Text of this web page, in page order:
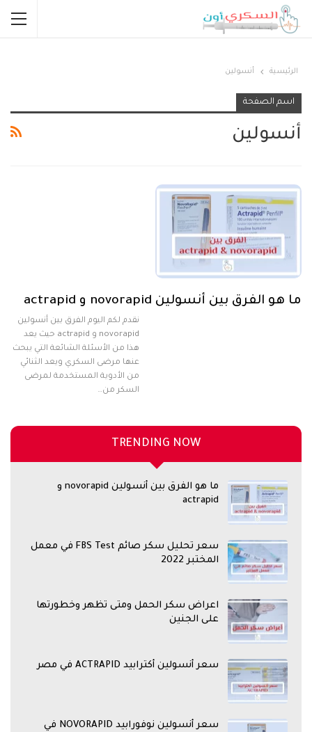
الرئيسية أنسولين
اسم الصفحة
أنسولين
ما هو الفرق بين أنسولين novorapid و actrapid
نقدم لكم اليوم الفرق بين أنسولين
novorapid و actrapid حيث يعد
هذا من الأسئلة الشائعة التي يبحث
عنها مرضى السكري ويعد الثنائي
من الأدوية المستخدمة لمرضى
السكر من…
TRENDING NOW
ما هو الفرق بين أنسولين novorapid و
actrapid
سعر تحليل سكر صائم FBS Test في معمل
المختبر 2022
اعراض سكر الحمل ومتى تظهر وخطورتها
على الجنين
سعر أنسولين أكترابيد ACTRAPID في مصر
سعر أنسولين نوفورابيد NOVORAPID في